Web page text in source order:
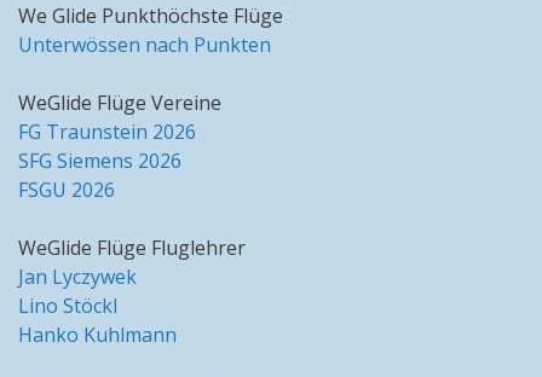
We Glide Punkthöchste Flüge
Unterwössen nach Punkten
WeGlide Flüge Vereine
FG Traunstein 2026
SFG Siemens 2026
FSGU 2026
WeGlide Flüge Fluglehrer
Jan Lyczywek
Lino Stöckl
Hanko Kuhlmann